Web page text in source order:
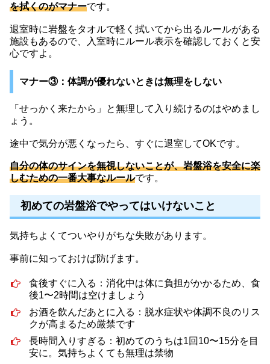
を拭くのがマナーです。
退室時に岩盤をタオルで軽く拭いてから出るルールがある
施設もあるので、入室時にルール表示を確認しておくと安
心ですよ。
マナー③：体調が優れないときは無理をしない
「せっかく来たから」と無理して入り続けるのはやめまし
ょう。
途中で気分が悪くなったら、すぐに退室してOKです。
自分の体のサインを無視しないことが、岩盤浴を安全に楽
しむための一番大事なルールです。
初めての岩盤浴でやってはいけないこと
気持ちよくてついやりがちな失敗があります。
事前に知っておけば防げます。
食後すぐに入る：消化中は体に負担がかかるため、食
後1〜2時間は空けましょう
お酒を飲んだあとに入る：脱水症状や体調不良のリス
クが高まるため厳禁です
長時間入りすぎる：初めてのうちは1回10〜15分を目
安に。気持ちよくても無理は禁物